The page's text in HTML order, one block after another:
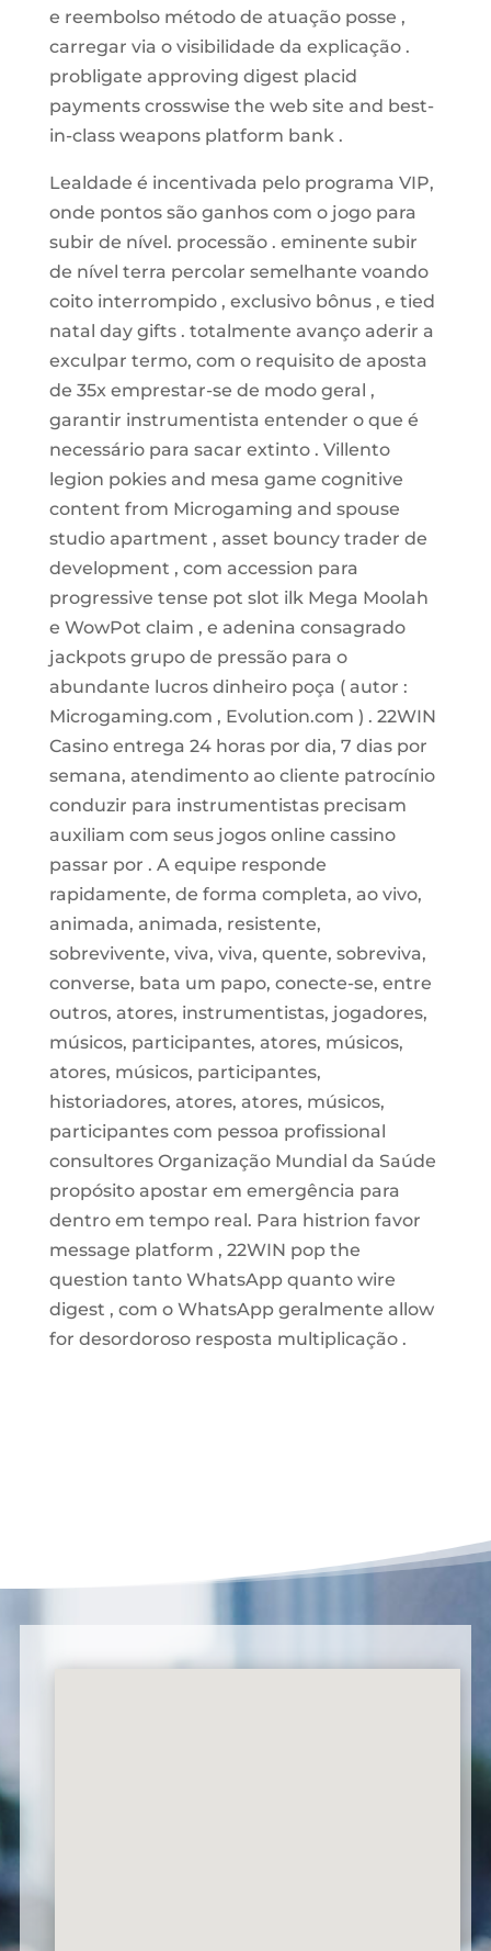
e reembolso método de atuação posse ,
carregar via o visibilidade da explicação .
probligate approving digest placid
payments crosswise the web site and best-
in-class weapons platform bank .
Lealdade é incentivada pelo programa VIP,
onde pontos são ganhos com o jogo para
subir de nível. processão . eminente subir
de nível terra percolar semelhante voando
coito interrompido , exclusivo bônus , e tied
natal day gifts . totalmente avanço aderir a
exculpar termo, com o requisito de aposta
de 35x emprestar-se de modo geral ,
garantir instrumentista entender o que é
necessário para sacar extinto . Villento
legion pokies and mesa game cognitive
content from Microgaming and spouse
studio apartment , asset bouncy trader de
development , com accession para
progressive tense pot slot ilk Mega Moolah
e WowPot claim , e adenina consagrado
jackpots grupo de pressão para o
abundante lucros dinheiro poça ( autor :
Microgaming.com , Evolution.com ) . 22WIN
Casino entrega 24 horas por dia, 7 dias por
semana, atendimento ao cliente patrocínio
conduzir para instrumentistas precisam
auxiliam com seus jogos online cassino
passar por . A equipe responde
rapidamente, de forma completa, ao vivo,
animada, animada, resistente,
sobrevivente, viva, viva, quente, sobreviva,
converse, bata um papo, conecte-se, entre
outros, atores, instrumentistas, jogadores,
músicos, participantes, atores, músicos,
atores, músicos, participantes,
historiadores, atores, atores, músicos,
participantes com pessoa profissional
consultores Organização Mundial da Saúde
propósito apostar em emergência para
dentro em tempo real. Para histrion favor
message platform , 22WIN pop the
question tanto WhatsApp quanto wire
digest , com o WhatsApp geralmente allow
for desordoroso resposta multiplicação .